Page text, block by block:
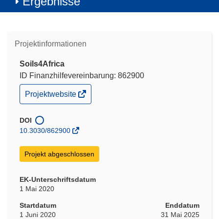
Projektinformationen
Soils4Africa
ID Finanzhilfevereinbarung: 862900
(öffnet
in
Fenster)
Projektwebsite
DOI
10.3030/862900
Projekt abgeschlossen
EK-Unterschriftsdatum
1 Mai 2020
Startdatum
1 Juni 2020
Enddatum
31 Mai 2025